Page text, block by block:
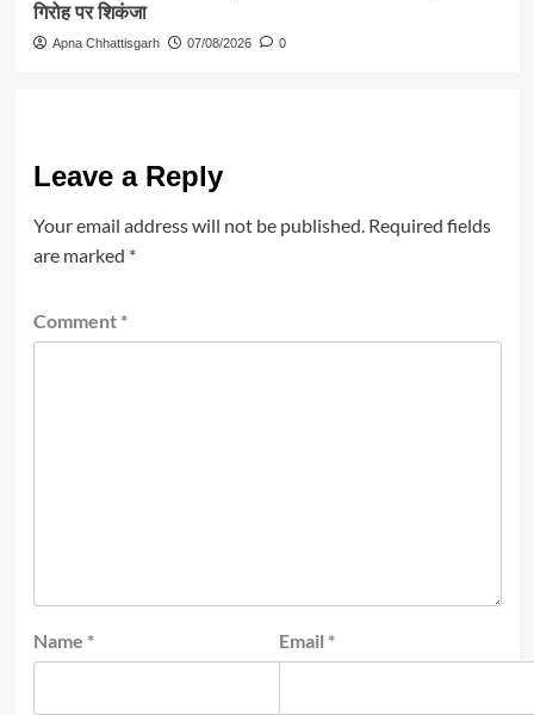
गिरोह पर शिकंजा
Apna Chhattisgarh 07/08/2026 0
Leave a Reply
Your email address will not be published. Required fields
are marked *
Comment *
Name * Email *